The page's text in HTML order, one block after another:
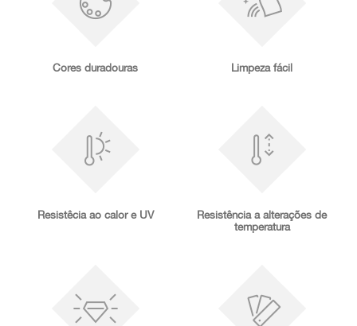
Cores duradouras Limpeza fácil
Resistêcia ao calor e UV
Resistência a alterações de
temperatura